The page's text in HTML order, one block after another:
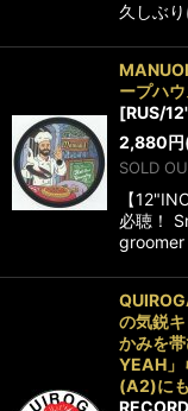
久しぶ
ープハ
[RUS/
2,880円
SOLD
【
必聴！
の気鋭
かみを
YEAH」
(A2)に